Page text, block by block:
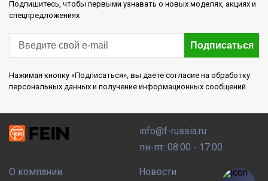
Подпишитесь, чтобы первыми узнавать о новых моделях, акциях и
спецпредложениях
Подписаться
Нажимая кнопку «Подписаться», вы даете согласие на обработку
персональных данных и получение информационных сообщений.
О компании Новости
info@f-russia.ru
пн-пт: 08:00 - 17:00